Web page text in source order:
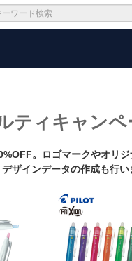
ティキャンペ
。ロゴマークやオリ
ザインデータの作成も行